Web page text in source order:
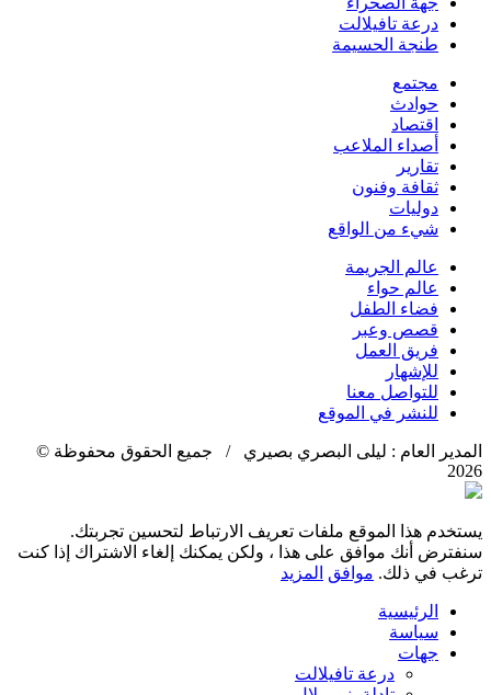
درعة تافيلالت
طنجة الحسيمة
مجتمع
حوادث
اقتصاد
أصداء الملاعب
تقارير
ثقافة وفنون
دوليات
شيء من الواقع
عالم الجريمة
عالم حواء
فضاء الطفل
قصص وعبر
فريق العمل
للإشهار
للتواصل معنا
للنشر في الموقع
المدير العام : ليلى البصري بصيري / جميع الحقوق محفوظة ©
2026
يستخدم هذا الموقع ملفات تعريف الارتباط لتحسين تجربتك.
سنفترض أنك موافق على هذا ، ولكن يمكنك إلغاء الاشتراك إذا كنت
ترغب في ذلك. موافق المزيد
الرئيسية
سياسة
جهات
درعة تافيلالت